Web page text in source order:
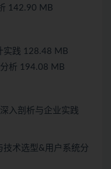
142.90 MB
实践 128.48 MB
析 194.08 MB
入剖析与企业实践
技术选型&用户系统分